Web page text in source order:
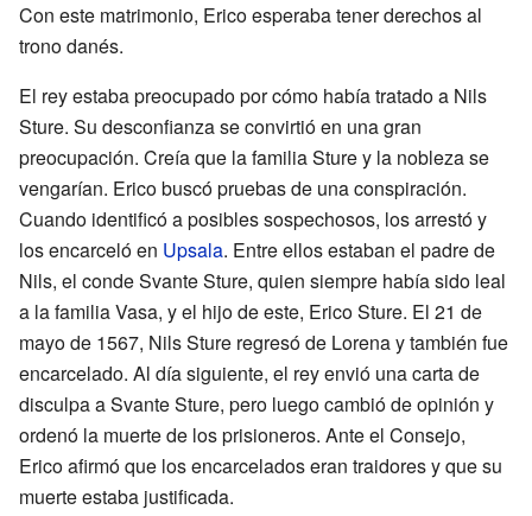
Con este matrimonio, Erico esperaba tener derechos al
trono danés.
El rey estaba preocupado por cómo había tratado a Nils
Sture. Su desconfianza se convirtió en una gran
preocupación. Creía que la familia Sture y la nobleza se
vengarían. Erico buscó pruebas de una conspiración.
Cuando identificó a posibles sospechosos, los arrestó y
los encarceló en Upsala. Entre ellos estaban el padre de
Nils, el conde Svante Sture, quien siempre había sido leal
a la familia Vasa, y el hijo de este, Erico Sture. El 21 de
mayo de 1567, Nils Sture regresó de Lorena y también fue
encarcelado. Al día siguiente, el rey envió una carta de
disculpa a Svante Sture, pero luego cambió de opinión y
ordenó la muerte de los prisioneros. Ante el Consejo,
Erico afirmó que los encarcelados eran traidores y que su
muerte estaba justificada.